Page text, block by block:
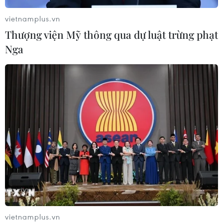
Nhãn
05/08/2026 07:16
CƠ QUAN CHỦ QUẢN: THÔNG TẤN XÃ VIỆT NAM
Tổng Biên tập: TRẦN TIẾN DUẨN
Phó Tổng Biên tập: NGUYỄN THỊ TÁM, KHÚC THANH
THỦY
Sở hữu trí tuệ
vietnamplus.vn
Thượng viện Mỹ thông qua dự luật trừng phạt
Nga
vietnamplus.vn